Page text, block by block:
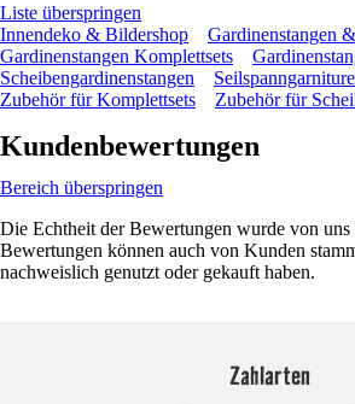
Liste überspringen
Innendeko & Bildershop
Gardinenstangen
Gardinenstangen Komplettsets
Scheibengardinenstangen
Zubehör für Komplettsets
Zubehör für
Kundenbewertungen
Bereich überspringen
Die Echtheit der Bewertungen wurde von
Bewertungen können auch von Kunden
nachweislich genutzt oder gekauft haben.
Zahlarten